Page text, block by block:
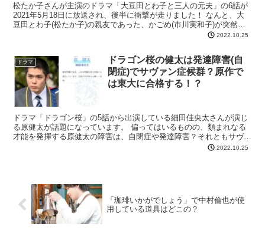
松たか子さんが主演のドラマ「大豆田とわ子と三人の元夫」の6話が
2021年5月18日に放送され、後半に衝撃が走りました！ なんと、大
豆田とわ子(松たか子)の親友であった、かごめ(市川実和子)が突然の
2022.10.25
ドラマ
ドラゴン桜の健太は発達障害(自
閉症)でサヴァン症候群？原作で
は東大に合格する！？
ドラマ「ドラゴン桜」の5話から出演している細田佳央太さんが演じ
る原健太が話題になっています。 偏ってはいるものの、類まれなる
才能を発揮する原健太の障害は、自閉症や発達障害？それともサヴァ
ン症候群なのでしょうか？ また、原健太は原作で東大に合...2022.10.25
「珈琲いかがでしょう」で中村倫也が使
用している道具はどこの？